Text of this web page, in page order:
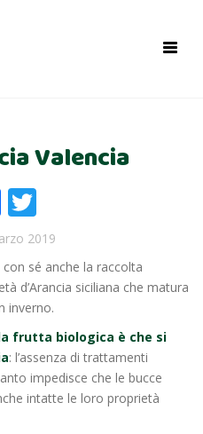
Valencia
Facebook
2019
sé anche la raccolta
d’Arancia siciliana che matura
inverno.
frutta biologica è che si
: l’assenza di trattamenti
impedisce che le bucce
intatte le loro proprietà